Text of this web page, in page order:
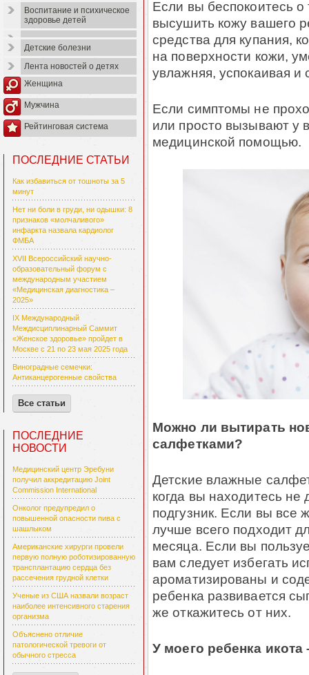
Воспитание и психическое
здоровье детей
Детские болезни
Лента новостей о детях
Женщина
Мужчина
Рейтинговая система
ПОСЛЕДНИЕ СТАТЬИ
Как избавиться от тошноты за 5
минут
Нет ни боли в груди, ни одышки: 8
признаков «молчаливого»
инфаркта назвала кардиолог
ФМБА
XVII Всероссийский научно-
образовательный форум с
международным участием
«Медицинская диагностика –
2025»
IX Международный
Междисциплинарный Саммит
«Женское здоровье» пройдет в
Москве с 21 по 23 мая 2025 года
Виноградные семечки:
Антиканцерогенные свойства
Все статьи
ПОСЛЕДНИЕ
НОВОСТИ
Медицинский центр Эребуни
получил аккредитацию Joint
Commission International
Онколог предупредил о
повышенной опасности пива с
шашлыком
Американские хирурги провели
первую полную роботизированную
трансплантацию сердца без
рассечения грудной клетки
Ученые из США назвали возраст
наиболее интенсивного старения
организма
Объяснено отличие
патологической тревоги от
обычного стресса
Если вы беспокоитесь
высушить кожу вашего
средства для купания,
на поверхности кожи,
увлажняя, успокаивая и
Если симптомы не
или просто вызывают у
медицинской помощью.
Можно ли вытирать
салфетками?
Детские влажные
когда вы находитесь
подгузник. Если вы все
лучше всего подходит
месяца. Если вы
вам следует избегать
ароматизированы и
ребенка развивается
же откажитесь от них.
У моего ребенка икота